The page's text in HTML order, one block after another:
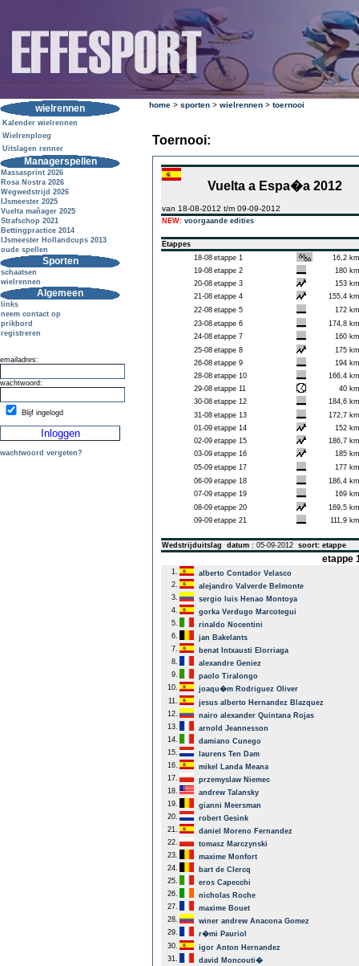
wielrennen
Kalender wielrennen
Wielrenploeg
Uitslagen renner
Managerspellen
Massasprint 2026
Rosa Nostra 2026
Wegwedstrijd 2026
IJsmeester 2025
Vuelta mañager 2025
Strafschop 2021
Bettingpractice 2014
IJsmeester Hollandcups 2013
oude spellen
Sporten
schaatsen
wielrennen
Algemeen
links
neem contact op
prikbord
registreren
emailadres:
wachtwoord:
Blijf ingelogd
wachtwoord vergeten?
home > sporten > wielrennen > toernooi
Toernooi:
Vuelta a Espa�a 2012
van 18-08-2012 t/m 09-09-2012
NEW: voorgaande edities
Etappes
18-08 etappe 1
16,2 km
19-08 etappe 2
180 km
20-08 etappe 3
153 km
21-08 etappe 4
155,4 km
22-08 etappe 5
172 km
23-08 etappe 6
174,8 km
24-08 etappe 7
160 km
25-08 etappe 8
175 km
26-08 etappe 9
194 km
28-08 etappe 10
166,4 km
29-08 etappe 11
40 km
30-08 etappe 12
184,6 km
31-08 etappe 13
172,7 km
01-09 etappe 14
152 km
02-09 etappe 15
186,7 km
03-09 etappe 16
185 km
05-09 etappe 17
177 km
06-09 etappe 18
186,4 km
07-09 etappe 19
169 km
08-09 etappe 20
169,5 km
09-09 etappe 21 111,9 km
Wedstrijduitslag datum : 05-09-2012 soort: etappe
etappe
1.
alberto Contador Velasco
2.
alejandro Valverde Belmonte
3.
sergio luis Henao Montoya
4.
gorka Verdugo Marcotegui
5.
rinaldo Nocentini
6.
jan Bakelants
7.
benat Intxausti Elorriaga
8.
alexandre Geniez
9.
paolo Tiralongo
10.
joaqu�m Rodriguez Oliver
11.
jesus alberto Hernandez Blazquez
12.
nairo alexander Quintana Rojas
13.
arnold Jeannesson
14.
damiano Cunego
15.
laurens Ten Dam
16.
mikel Landa Meana
17.
przemyslaw Niemec
18.
andrew Talansky
19.
gianni Meersman
20.
robert Gesink
21.
daniel Moreno Fernandez
22.
tomasz Marczynski
23.
maxime Monfort
24.
bart de Clercq
25.
eros Capecchi
26.
nicholas Roche
27.
maxime Bouet
28.
winer andrew Anacona Gomez
29.
r�mi Pauriol
30.
igor Anton Hernandez
31.
david Moncouti�